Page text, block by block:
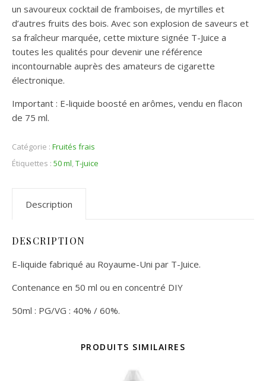
un savoureux cocktail de framboises, de myrtilles et
d’autres fruits des bois. Avec son explosion de saveurs et
sa fraîcheur marquée, cette mixture signée T-Juice a
toutes les qualités pour devenir une référence
incontournable auprès des amateurs de cigarette
électronique.
Important : E-liquide boosté en arômes, vendu en flacon
de 75 ml.
Catégorie : Fruités frais
Étiquettes : 50 ml,T-juice
Description
DESCRIPTION
E-liquide fabriqué au Royaume-Uni par T-Juice.
Contenance en 50 ml ou en concentré DIY
50ml : PG/VG : 40% / 60%.
PRODUITS SIMILAIRES